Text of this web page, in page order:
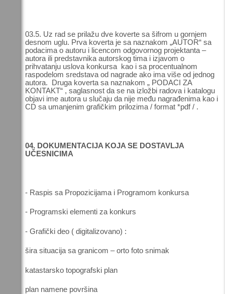
03.5. Uz rad se prilažu dve koverte sa šifrom u gornjem
desnom uglu. Prva koverta je sa naznakom „AUTOR“ sa
podacima o autoru i licencom odgovornog projektanta –
autora ili predstavnika autorskog tima i izjavom o
prihvatanju uslova konkursa kao i sa procentualnom
raspodelom sredstava od nagrade ako ima više od jednog
autora. Druga koverta sa naznakom „ PODACI ZA
KONTAKT“ , saglasnost da se na izložbi radova i katalogu
objavi ime autora u slučaju da nije među nagrađenima kao i
CD sa umanjenim grafičkim prilozima / format *pdf / .
04. DOKUMENTACIJA KOJA SE DOSTAVLJA
UČESNICIMA
- Raspis sa Propozicijama i Programom konkursa
- Programski elementi za konkurs
- Grafički deo ( digitalizovano) :
šira situacija sa granicom – orto foto snimak
katastarsko topografski plan
plan namene površina